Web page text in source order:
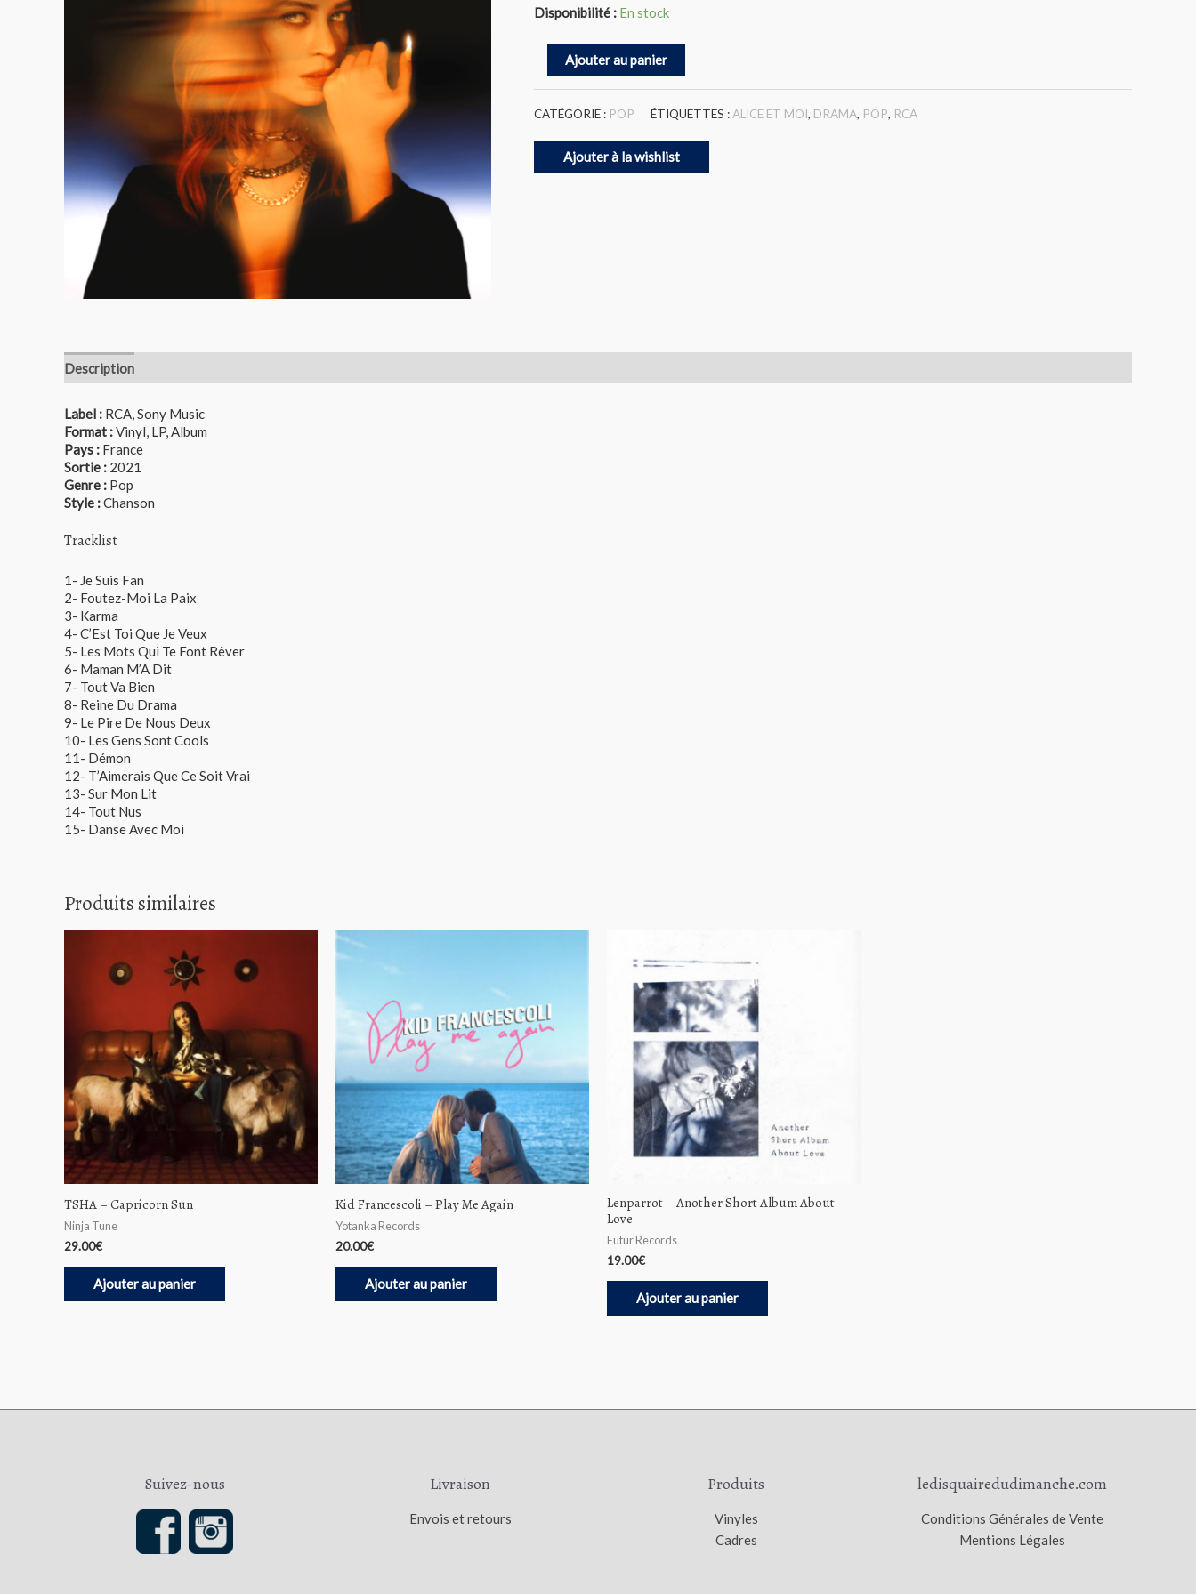
Disponibilité : En stock
quantité
Alice
et
Moi
‎–
Drama
Ajouter au panier
CATÉGORIE : POP ÉTIQUETTES :ALICE ET MOI, DRAMA, POP, RCA
Ajouter à la wishlist
Description
Label : RCA, Sony Music
Format :Vinyl, LP, Album
Pays : France
Sortie : 2021
Genre : Pop
Style :Chanson
Tracklist
1- Je Suis Fan
2- Foutez-Moi La Paix
3- Karma
4- C’Est Toi Que Je Veux
5- Les Mots Qui Te Font Rêver
6- Maman M’A Dit
7- Tout Va Bien
8- Reine Du Drama
9- Le Pire De Nous Deux
10- Les Gens Sont Cools
11- Démon
12- T’Aimerais Que Ce Soit Vrai
13- Sur Mon Lit
14- Tout Nus
15- Danse Avec Moi
Produits similaires
TSHA – Capricorn Sun
Ninja Tune
29.00€
Ajouter au panier
Kid Francescoli – Play Me Again
Yotanka Records
20.00€
Ajouter au panier
Lenparrot – Another Short Album About
Love
Futur Records
19.00€
Ajouter au panier
Suivez-nous Livraison
Envois et retours
Produits
Vinyles
Cadres
ledisquairedudimanche.com
Conditions Générales de Vente
Mentions Légales